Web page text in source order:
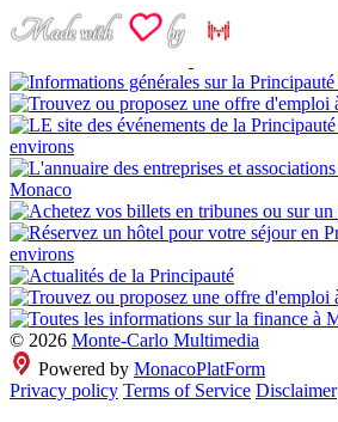
© 2026 Monte-Carlo Multimedia
Powered by MonacoPlatForm
Privacy policy Terms of Service Disclaimer